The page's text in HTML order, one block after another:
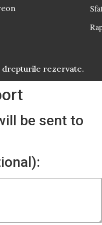
drepturile rezervate.
be sent to